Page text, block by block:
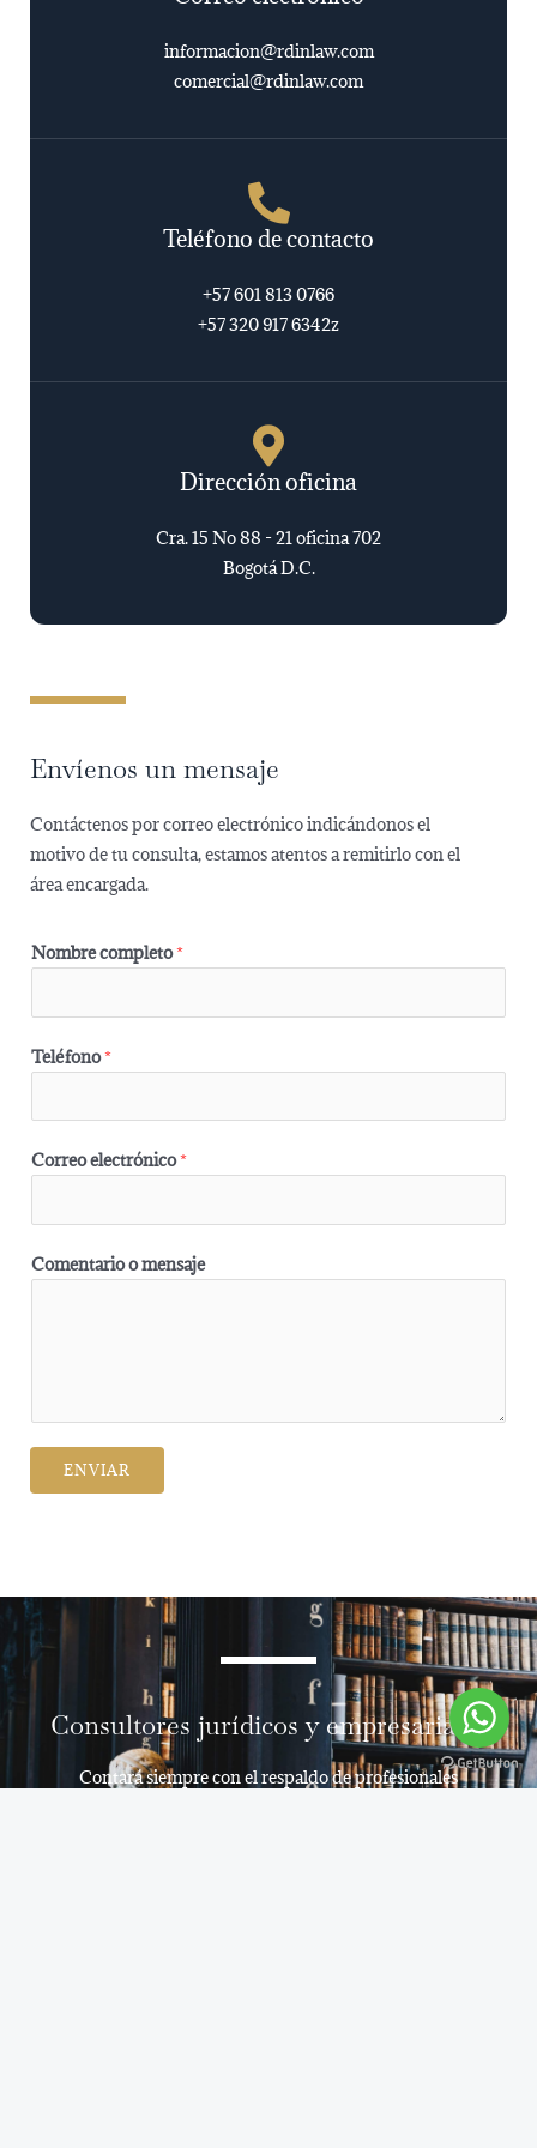
informacion@rdinlaw.com
comercial@rdinlaw.com
Teléfono de contacto
+57 601 813 0766
+57 320 917 6342z
Dirección oficina
Cra. 15 No 88 - 21 oficina 702
Bogotá D.C.
Envíenos un mensaje
Contáctenos por correo electrónico indicándonos el
motivo de tu consulta, estamos atentos a remitirlo con el
área encargada.
Nombre completo*
Teléfono*
Correo electrónico*
Comentario o mensaje
ENVIAR
Consultores jurídicos y empresariales
Contará siempre con el respaldo de profesionales